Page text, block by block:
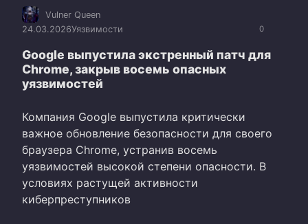
0
Vulner Queen
24.03.2026Уязвимости
Google выпустила экстренный патч для
Chrome, закрыв восемь опасных
уязвимостей
Компания Google выпустила критически
важное обновление безопасности для своего
браузера Chrome, устранив восемь
уязвимостей высокой степени опасности. В
условиях растущей активности
киберпреступников